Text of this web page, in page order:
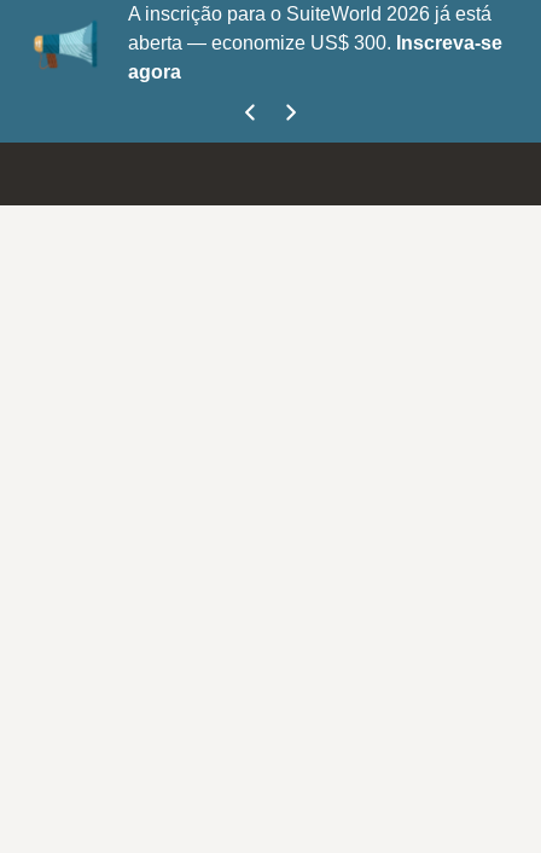
A inscrição para o SuiteWorld 2026 já está
aberta — economize US$ 300. Inscreva-se
agora